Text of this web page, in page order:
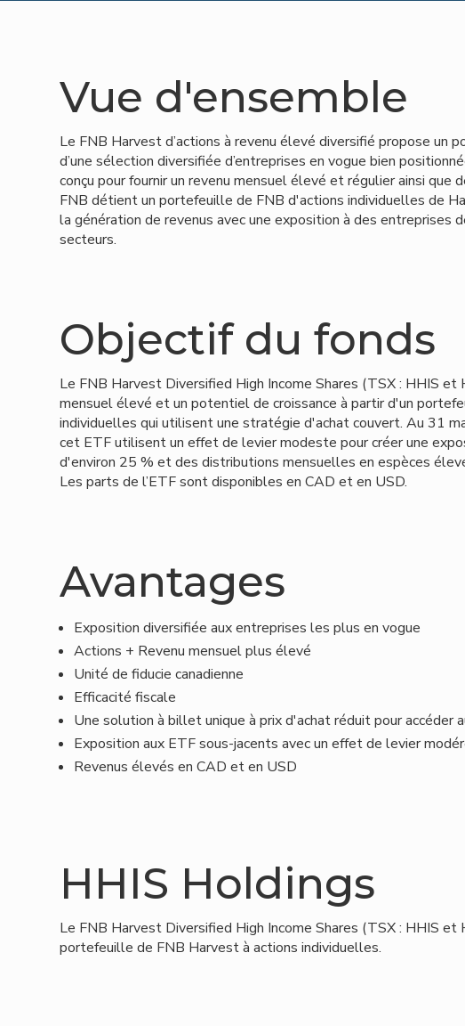
Vue d'ensemble
Le FNB Harvest d’actions à revenu élevé diversifié propose un
d’une sélection diversifiée d’entreprises en vogue bien
conçu pour fournir un revenu mensuel élevé et régulier ainsi que
FNB détient un portefeuille de FNB d'actions individuelles de
la génération de revenus avec une exposition à des entreprises
secteurs.
Objectif du fonds
Le FNB Harvest Diversified High Income Shares (TSX : HHIS et
mensuel élevé et un potentiel de croissance à partir d'un
individuelles qui utilisent une stratégie d'achat couvert. Au 31
cet ETF utilisent un effet de levier modeste pour créer une
d'environ 25 % et des distributions mensuelles en espèces
Les parts de l’ETF sont disponibles en CAD et en USD.
Avantages
Exposition diversifiée aux entreprises les plus en vogue
Actions + Revenu mensuel plus élevé
Unité de fiducie canadienne
Efficacité fiscale
Une solution à billet unique à prix d'achat réduit pour accéder
Exposition aux ETF sous-jacents avec un effet de levier
Revenus élevés en CAD et en USD
HHIS Holdings
Le FNB Harvest Diversified High Income Shares (TSX : HHIS et
portefeuille de FNB Harvest à actions individuelles.